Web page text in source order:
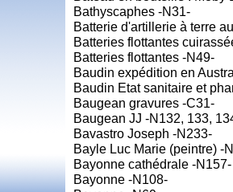
Bathyscaphes -N31-
Batterie d'artillerie à terre
Batteries flottantes
Batteries flottantes -N49-
Baudin expédition en
Baudin Etat sanitaire et
Baugean gravures -C31-
Baugean JJ -N132, 133,
Bavastro Joseph -N233-
Bayle Luc Marie (peintre) -
Bayonne cathédrale -N157-
Bayonne -N108-